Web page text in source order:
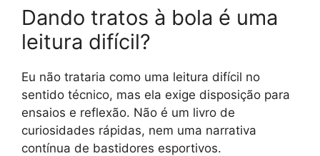
Dando tratos à bola é uma
leitura difícil?
Eu não trataria como uma leitura difícil no
sentido técnico, mas ela exige disposição para
ensaios e reflexão. Não é um livro de
curiosidades rápidas, nem uma narrativa
contínua de bastidores esportivos.